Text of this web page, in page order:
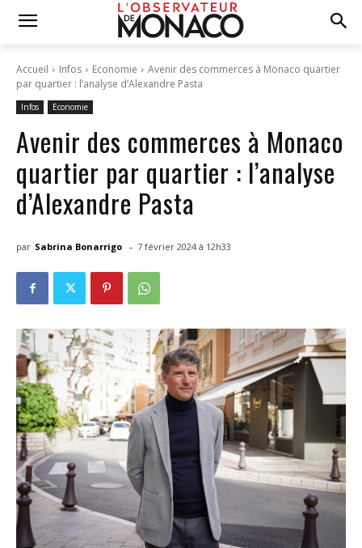
Accueil Infos Economie
Avenir des commerces à Monaco quartier
par quartier : l’analyse d’Alexandre Pasta
Infos Economie
Avenir des commerces à Monaco
quartier par quartier : l’analyse
d’Alexandre Pasta
par Sabrina Bonarrigo - 7 février 2024 à 12h33